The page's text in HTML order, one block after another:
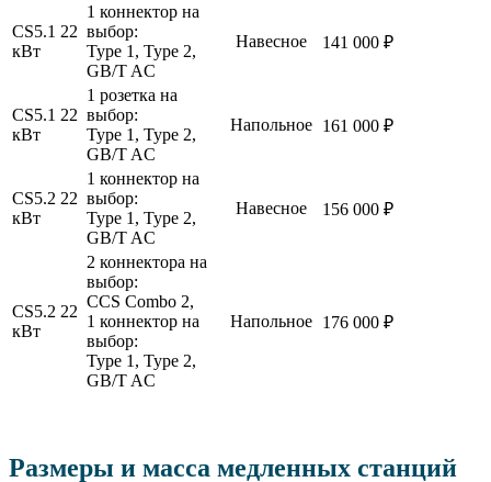
CS5.1 22
кВт
1 коннектор на
выбор:
Type 1, Type 2,
GB/T AC
Навесное 141 000 ₽
CS5.1 22
кВт
1 розетка на
выбор:
Type 1, Type 2,
GB/T AC
Напольное 161 000 ₽
CS5.2 22
кВт
1 коннектор на
выбор:
Type 1, Type 2,
GB/T AC
Навесное 156 000 ₽
CS5.2 22
кВт
2 коннектора на
выбор:
CCS Combo 2,
1 коннектор на
выбор:
Type 1, Type 2,
GB/T AC
Напольное 176 000 ₽
Размеры и масса медленных станций